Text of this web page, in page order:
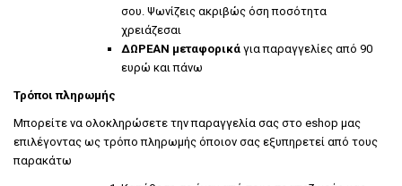
σου. Ψωνίζεις ακριβώς όση ποσότητα
χρειάζεσαι
ΔΩΡΕΑΝ μεταφορικά για παραγγελίες από 90
ευρώ και πάνω
Τρόποι πληρωμής
Μπορείτε να ολοκληρώσετε την παραγγελία σας στο eshop μας
επιλέγοντας ως τρόπο πληρωμής όποιον σας εξυπηρετεί από τους
παρακάτω